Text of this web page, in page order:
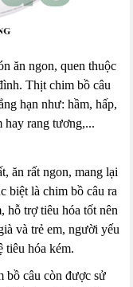
ăn ngon, quen thuộc
Thịt chim bồ câu
hạn như: hầm, hấp,
hay rang tương,...
ăn rất ngon, mang lại
biệt là chim bồ câu ra
hỗ trợ tiêu hóa tốt nên
và trẻ em, người yếu
tiêu hóa kém.
bồ câu còn được sử